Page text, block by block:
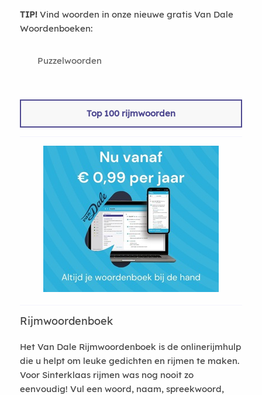
TIP!Vind woorden in onze nieuwe gratis Van Dale
Woordenboeken:
Puzzelwoorden
Top 100 rijmwoorden
Rijmwoordenboek
Het Van Dale Rijmwoordenboek is de onlinerijmhulp
die u helpt om leuke gedichten en rijmen te maken.
Voor Sinterklaas rijmen was nog nooit zo
eenvoudig! Vul een woord, naam, spreekwoord,